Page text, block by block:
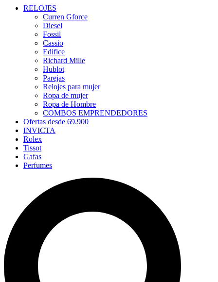
RELOJES
Curren Gforce
Diesel
Fossil
Cassio
Edifice
Richard Mille
Hublot
Parejas
Relojes para mujer
Ropa de mujer
Ropa de Hombre
COMBOS EMPRENDEDORES
Ofertas desde 69.900
INVICTA
Rolex
Tissot
Gafas
Perfumes